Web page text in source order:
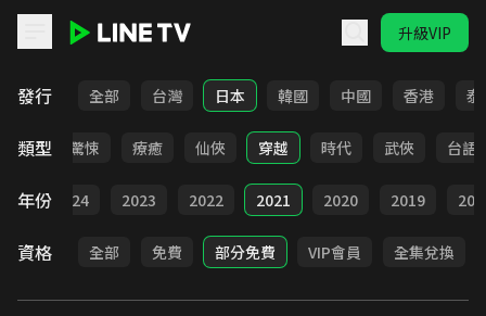
升級VIP
發行 全部 台灣 日本 韓國 中國 香港 泰
類型
奇幻 驚悚 療癒 仙俠 穿越 時代 武俠 台語
年份 2024 2023 2022 2021 2020 2019
資格 全部 免費 部分免費 VIP會員 全集兌換